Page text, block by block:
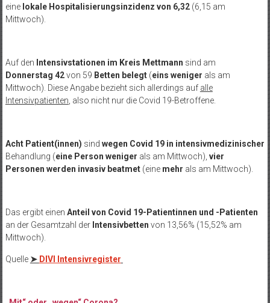
eine lokale Hospitalisierungsinzidenz von 6,32 (6,15 am
Mittwoch).
Auf den Intensivstationen im Kreis Mettmann sind am
Donnerstag 42von 59 Betten belegt(eins weniger als am
Mittwoch). Diese Angabe bezieht sich allerdings auf alle
Intensivpatienten, also nicht nur die Covid 19-Betroffene.
Acht Patient(innen) sind wegen Covid 19 in intensivmedizinischer
Behandlung (eine Person weniger als am Mittwoch), vier
Personen werden invasiv beatmet (eine mehr als am Mittwoch).
Das ergibt einen Anteil von Covid 19-Patientinnen und -Patienten
an der Gesamtzahl der Intensivbetten von 13,56% (15,52% am
Mittwoch).
Quelle ➤ DIVI Intensivregister